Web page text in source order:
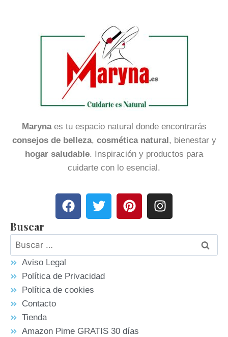
Marynaes tu espacio natural donde encontrarás
consejos de belleza, cosmética natural, bienestar y
hogar saludable. Inspiración y productos para
cuidarte con lo esencial.
Buscar
Aviso Legal
Política de Privacidad
Política de cookies
Contacto
Tienda
Amazon Pime GRATIS 30 días